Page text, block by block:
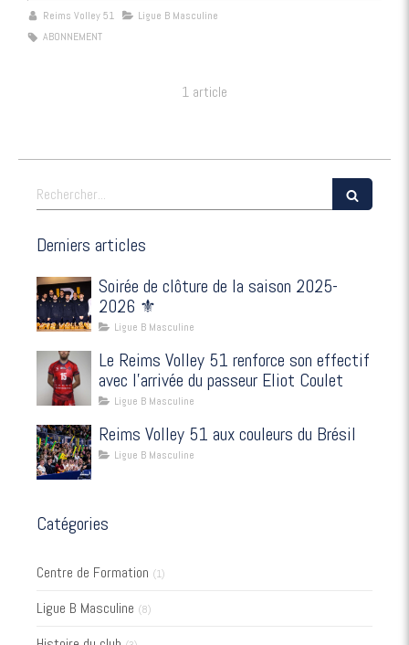
Reims Volley 51
Ligue B Masculine
ABONNEMENT
1 article
Rechercher
Derniers articles
Soirée de clôture de la saison 2025-
2026 ⚜️
Ligue B Masculine
Le Reims Volley 51 renforce son effectif
avec l’arrivée du passeur Eliot Coulet
Ligue B Masculine
Reims Volley 51 aux couleurs du Brésil
Ligue B Masculine
Catégories
Centre de Formation (1)
Ligue B Masculine (8)